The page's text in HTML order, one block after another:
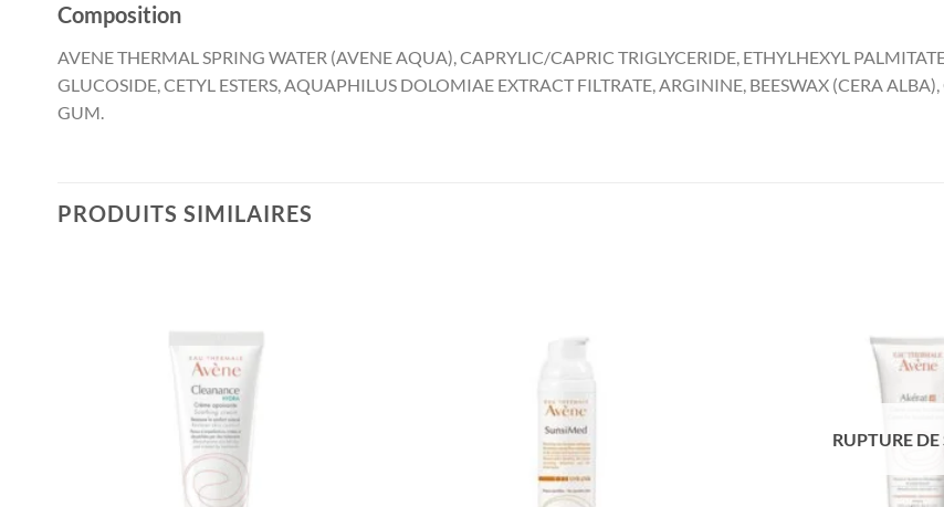
Composition
AVENE THERMAL SPRING WATER (AVENE AQUA), CAPRYLIC/CAPRIC TRIGLYCERIDE, ETHYLHEXYL
GLUCOSIDE, CETYL ESTERS, AQUAPHILUS DOLOMIAE EXTRACT FILTRATE, ARGININE, BEESWAX (CERA
GUM.
PRODUITS SIMILAIRES
RUPTURE